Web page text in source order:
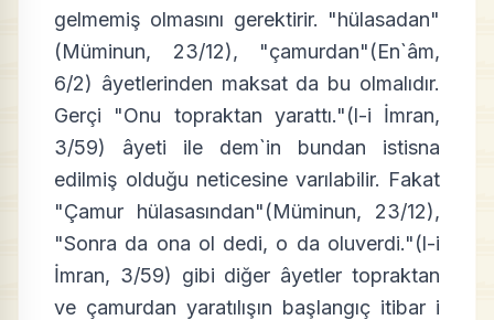
gelmemiş olmasını gerektirir. "hülasadan"
(Müminun, 23/12), "çamurdan"(En`âm,
6/2) âyetlerinden maksat da bu olmalıdır.
Gerçi "Onu topraktan yarattı."(l-i İmran,
3/59) âyeti ile dem`in bundan istisna
edilmiş olduğu neticesine varılabilir. Fakat
"Çamur hülasasından"(Müminun, 23/12),
"Sonra da ona ol dedi, o da oluverdi."(l-i
İmran, 3/59) gibi diğer âyetler topraktan
ve çamurdan yaratılışın başlangıç itibar i